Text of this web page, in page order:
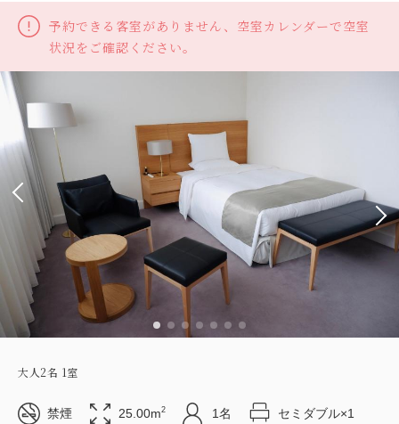
予約できる客室がありません、空室カレンダーで空室
状況をご確認ください。
大人2名 1室
禁煙 25.00m2 1名 セミダブル×1